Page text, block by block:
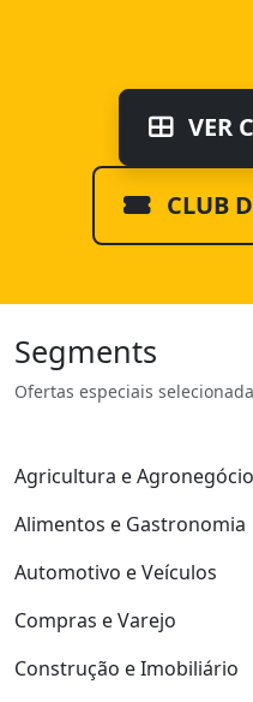
VER
CLUB
Segments
Ofertas especiais
Agricultura e Agronegócio
Alimentos e Gastronomia
Automotivo e Veículos
Compras e Varejo
Construção e Imobiliário